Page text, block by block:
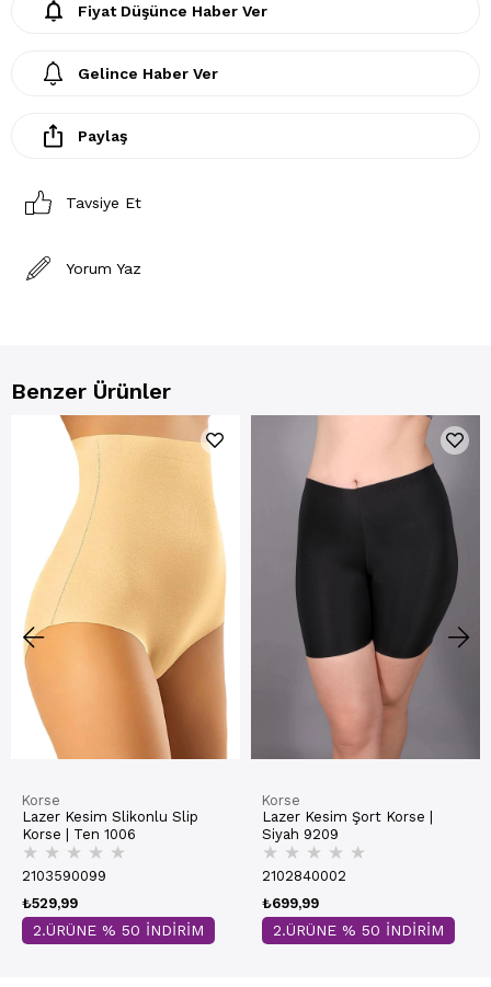
Fiyat Düşünce Haber Ver
Gelince Haber Ver
Paylaş
Tavsiye Et
Yorum Yaz
Benzer Ürünler
Korse
Lazer Kesim Slikonlu Slip
Korse | Ten 1006
★ ★ ★ ★ ★
2103590099
₺529,99
2.ÜRÜNE % 50 İNDİRİM
Korse
Lazer Kesim Şort Korse |
Siyah 9209
★ ★ ★ ★ ★
2102840002
₺699,99
2.ÜRÜNE % 50 İNDİRİM